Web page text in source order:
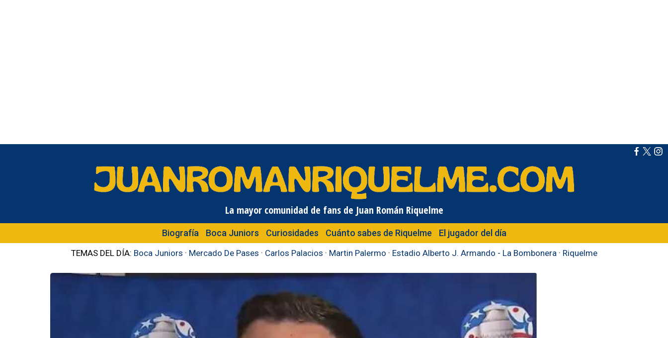
La mayor comunidad de fans de Juan Román Riquelme
Biografía Boca Juniors Curiosidades Cuánto sabes de Riquelme El jugador del día
TEMAS DEL DÍA: Boca Juniors · Mercado De Pases · Carlos Palacios · Martin Palermo · Estadio Alberto J. Armando - La Bombonera · Riquelme